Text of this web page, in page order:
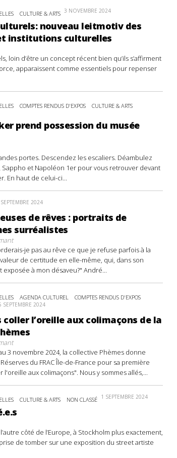
CULTURE & ARTS 3 NOVEMBRE 2024
nouveau leitmotiv des
institutions culturelles
loin d’être un concept récent bien qu’ils s’affirment
apparaissent comme essentiels pour repenser
COMPTES RENDUS D'EXPOS CULTURE & ARTS
prend possession du musée
portes. Descendez les escaliers. Déambulez
Sappho et Napoléon 1er pour vous retrouver devant
En haut de celui-ci...
2024
de rêves : portraits de
surréalistes
je pas au rêve ce que je refuse parfois à la
de certitude en elle-même, qui, dans son
à mon désaveu?" André...
AGENDA CULTUREL
COMPTES RENDUS D'EXPOS
SEPTEMBRE 2024
coller l’oreille aux colimaçons de la
3 novembre 2024, la collective Phèmes donne
du FRAC Île-de-France pour sa première
l'oreille aux colimaçons". Nous y sommes allés,...
CULTURE & ARTS NON CLASSÉ 1 SEPTEMBRE 2024
côté de l’Europe, à Stockholm plus exactement,
de tomber sur une exposition du street artiste